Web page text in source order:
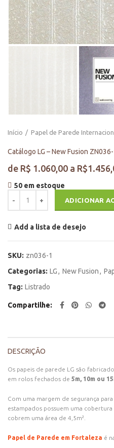
Início Papel de Parede
Catálogo LG – New Fusion ZN036-
50 em estoque
ADICIONAR
Add a lista de desejo
SKU: zn036-1
Categorias: LG, New Fusion,
Tag: Listrado
Compartilhe
DESCRIÇÃO
Os papeis de parede LG são
em rolos fechados de 5m, 10m ou
Com uma margem de segurança
estampados possuem uma
cobrem uma área de 4,5m².
Papel de Parede em Fortaleza é